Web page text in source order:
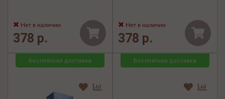
Нет в наличии
378 р.
Нет в наличии
378 р.
Бесплатная доставка Бесплатная доставка